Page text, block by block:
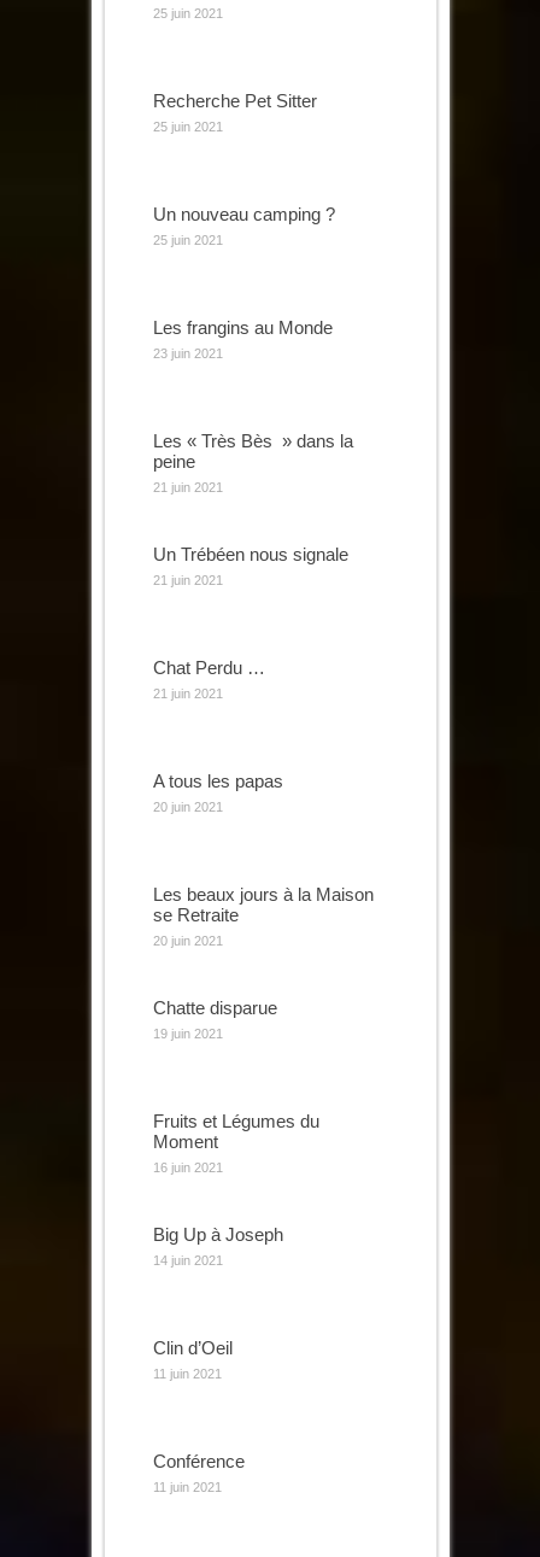
25 juin 2021
Recherche Pet Sitter
25 juin 2021
Un nouveau camping ?
25 juin 2021
Les frangins au Monde
23 juin 2021
Les « Très Bès » dans la
peine
21 juin 2021
Un Trébéen nous signale
21 juin 2021
Chat Perdu …
21 juin 2021
A tous les papas
20 juin 2021
Les beaux jours à la Maison
se Retraite
20 juin 2021
Chatte disparue
19 juin 2021
Fruits et Légumes du
Moment
16 juin 2021
Big Up à Joseph
14 juin 2021
Clin d’Oeil
11 juin 2021
Conférence
11 juin 2021